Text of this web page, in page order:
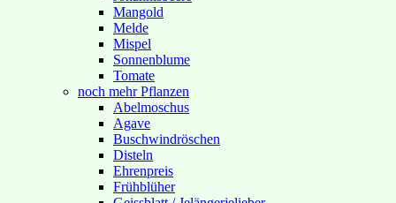
Mangold
Melde
Mispel
Sonnenblume
Tomate
noch mehr Pflanzen
Abelmoschus
Agave
Buschwindröschen
Disteln
Ehrenpreis
Frühblüher